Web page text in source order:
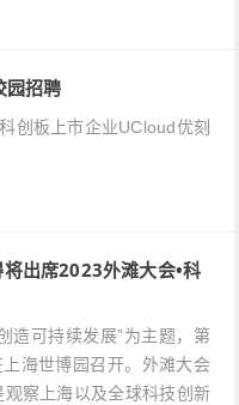
园招聘
创板上市企业UCloud优刻
出席2023外滩大会•科
造可持续发展”为主题，第
海世博园召开。外滩大会
察上海以及全球科技创新